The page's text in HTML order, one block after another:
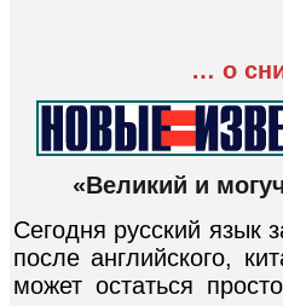
… о
«Великий и
Сегодня русский язык
после английского,
может остаться